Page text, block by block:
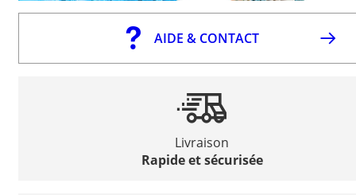
AIDE & CONTACT
Livraison
Rapide et sécurisée